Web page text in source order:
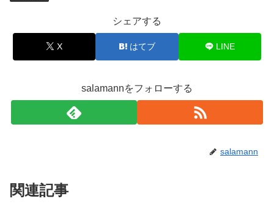
シェアする
X はてブ LINE
salamannをフォローする
salamann
関連記事